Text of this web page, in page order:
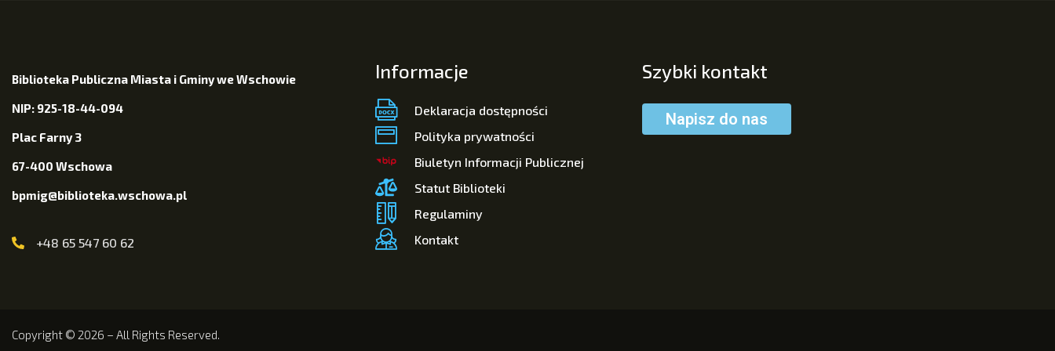
Biblioteka Publiczna Miasta i Gminy we Wschowie
NIP: 925-18-44-094
Plac Farny 3
67-400 Wschowa
bpmig@biblioteka.wschowa.pl
+48 65 547 60 62
Informacje
Deklaracja dostępności
Polityka prywatności
Biuletyn Informacji Publicznej
Statut Biblioteki
Regulaminy
Kontakt
Szybki kontakt
Napisz do nas
Copyright © 2026 – All Rights Reserved.